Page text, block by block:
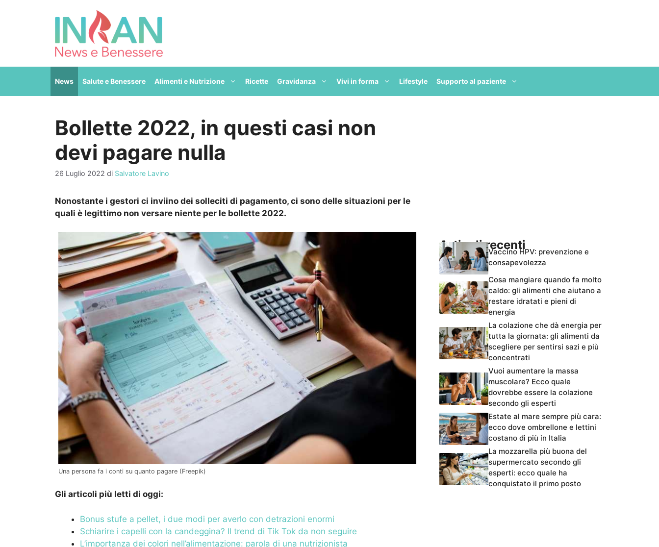
News Salute e Benessere Alimenti e Nutrizione Ricette Gravidanza Vivi in forma Lifestyle Supporto al paziente
Bollette 2022, in questi casi non
devi pagare nulla
26 Luglio 2022 di Salvatore Lavino
Nonostante i gestori ci inviino dei solleciti di pagamento, ci sono delle situazioni per le
quali è legittimo non versare niente per le bollette 2022.
Una persona fa i conti su quanto pagare (Freepik)
Gli articoli più letti di oggi:
Bonus stufe a pellet, i due modi per averlo con detrazioni enormi
Schiarire i capelli con la candeggina? Il trend di Tik Tok da non seguire
L’importanza dei colori nell’alimentazione: parola di una nutrizionista
Articoli recentiVaccino HPV: prevenzione e
consapevolezza
Cosa mangiare quando fa molto
caldo: gli alimenti che aiutano a
restare idratati e pieni di
energia
La colazione che dà energia per
tutta la giornata: gli alimenti da
scegliere per sentirsi sazi e più
concentrati
Vuoi aumentare la massa
muscolare? Ecco quale
dovrebbe essere la colazione
secondo gli esperti
Estate al mare sempre più cara:
ecco dove ombrellone e lettini
costano di più in Italia
La mozzarella più buona del
supermercato secondo gli
esperti: ecco quale ha
conquistato il primo posto